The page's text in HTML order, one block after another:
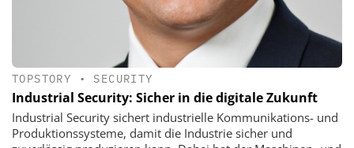
TOPSTORY • SECURITY
Industrial Security: Sicher in die digitale Zukunft
Industrial Security sichert industrielle Kommunikations- und
Produktionssysteme, damit die Industrie sicher und